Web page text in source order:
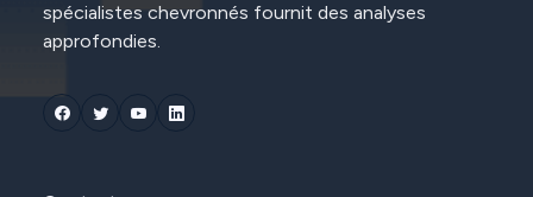
spécialistes chevronnés fournit des analyses
approfondies.